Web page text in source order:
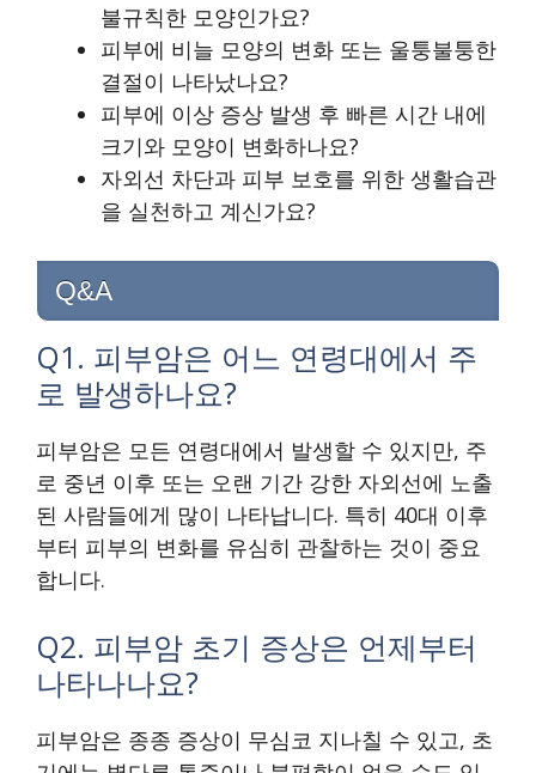
불규칙한 모양인가요?
피부에 비늘 모양의 변화 또는 울퉁불퉁한
결절이 나타났나요?
피부에 이상 증상 발생 후 빠른 시간 내에
크기와 모양이 변화하나요?
자외선 차단과 피부 보호를 위한 생활습관
을 실천하고 계신가요?
Q&A
Q1. 피부암은 어느 연령대에서 주
로 발생하나요?
피부암은 모든 연령대에서 발생할 수 있지만, 주
로 중년 이후 또는 오랜 기간 강한 자외선에 노출
된 사람들에게 많이 나타납니다. 특히 40대 이후
부터 피부의 변화를 유심히 관찰하는 것이 중요
합니다.
Q2. 피부암 초기 증상은 언제부터
나타나나요?
피부암은 종종 증상이 무심코 지나칠 수 있고, 초